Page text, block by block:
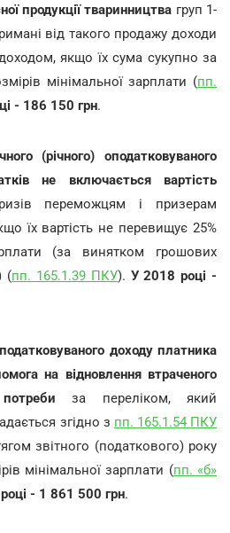
продукції тваринництва груп 1-
від такого продажу доходи
якщо їх сума сукупно за
мінімальної зарплати (пп.
- 186 150 грн.
(річного) оподатковуваного
не включається вартість
переможцям і призерам
їх вартість не перевищує 25%
(за винятком грошових
(пп. 165.1.39 ПКУ). У 2018 році -
доходу платника
на відновлення втраченого
за переліком, який
згідно з пп. 165.1.54 ПКУ
звітного (податкового) року
мінімальної зарплати (пп. «б»
- 1 861 500 грн.